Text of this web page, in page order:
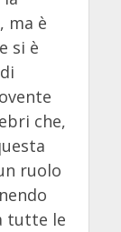
ma è
si è
che,
ruolo
tutte le